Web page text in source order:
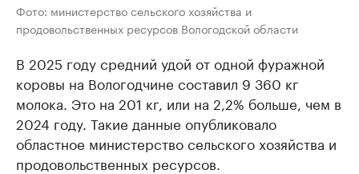
Фото: министерство сельского хозяйства и
продовольственных ресурсов Вологодской области
В 2025 году средний удой от одной фуражной
коровы на Вологодчине составил 9 360 кг
молока. Это на 201 кг, или на 2,2% больше, чем в
2024 году. Такие данные опубликовало
областное министерство сельского хозяйства и
продовольственных ресурсов.